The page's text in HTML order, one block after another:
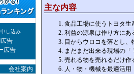
し込み
告
広告
会社案内
主な内容
食品工場に使うトヨタ生
利益の源泉は作り方にあ
目からウロコを落とし
まだまだ出来る現場の
売れる物を売れるだけ作
人・物・機械を最適活